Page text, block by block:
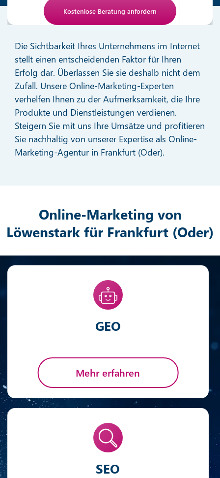
Hier klicken
Friendly
Die Sichtbarkeit Ihres Unternehmens im Internet
stellt einen entscheidenden Faktor für Ihren
Erfolg dar. Überlassen Sie sie deshalb nicht dem
Zufall. Unsere Online-Marketing-Experten
verhelfen Ihnen zu der Aufmerksamkeit, die Ihre
Produkte und Dienstleistungen verdienen.
Steigern Sie mit uns Ihre Umsätze und profitieren
Sie nachhaltig von unserer Expertise als Online-
Marketing-Agentur in Frankfurt (Oder).
Online-Marketing von
Löwenstark für Frankfurt (Oder)
GEO
Mehr erfahren
SEO